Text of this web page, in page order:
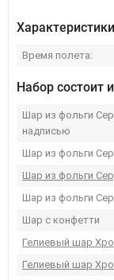
Характеристики
Время полета:
Набор состоит
Шар из фольги
надписью
Шар из фольги
Шар из фольги
Шар из фольги
Шар с конфетти
Гелиевый шар
Гелиевый шар